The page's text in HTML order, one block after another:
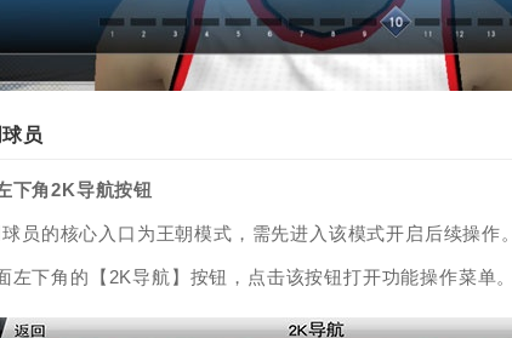
员
下角2K导航按钮
员的核心入口为王朝模式，需先进入该模式开启后续操作。
左下角的【2K导航】按钮，点击该按钮打开功能操作菜单。